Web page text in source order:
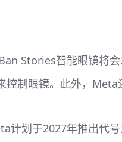
Stories智能眼镜将
控制眼镜。此外，Meta
计划于2027年推出代